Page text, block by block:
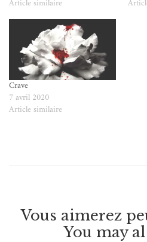
Article similaire
Crave
7 avril 2020
Article similaire
Vous aimerez
You may